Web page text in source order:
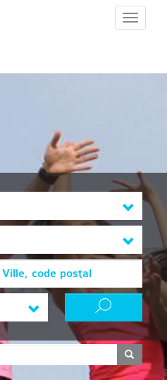
Menu